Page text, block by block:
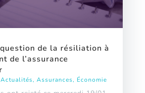
de la résiliation à
de l’assurance
Actualités, Assurances, Économie